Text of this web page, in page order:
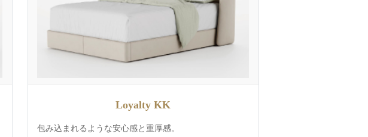
Loyalty KK
包み込まれるような安心感と重厚感。